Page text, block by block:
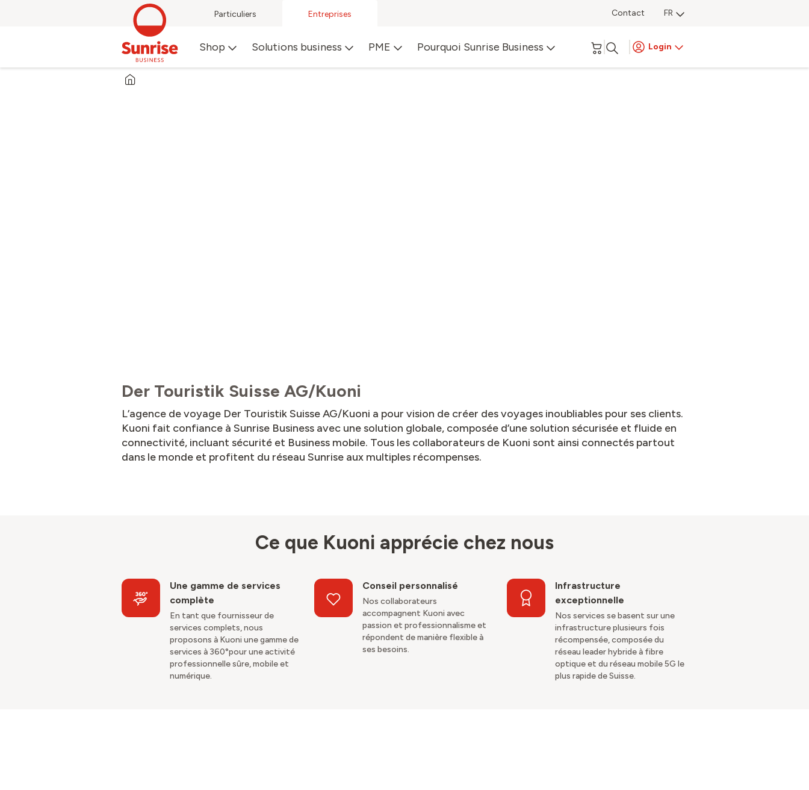
Particuliers Entreprises Contact FR
Shop Solutions business PME Pourquoi Sunrise Business Login
Der Touristik Suisse AG/Kuoni
L’agence de voyage Der Touristik Suisse AG/Kuoni a pour vision de créer des voyages inoubliables pour ses clients.
Kuoni fait confiance à Sunrise Business avec une solution globale, composée d’une solution sécurisée et fluide en
connectivité, incluant sécurité et Business mobile. Tous les collaborateurs de Kuoni sont ainsi connectés partout
dans le monde et profitent du réseau Sunrise aux multiples récompenses.
Ce que Kuoni apprécie chez nous
Une gamme de services
complète
En tant que fournisseur de
services complets, nous
proposons à Kuoni une gamme de
services à 360°pour une activité
professionnelle sûre, mobile et
numérique.
Conseil personnalisé
Nos collaborateurs
accompagnent Kuoni avec
passion et professionnalisme et
répondent de manière flexible à
ses besoins.
Infrastructure
exceptionnelle
Nos services se basent sur une
infrastructure plusieurs fois
récompensée, composée du
réseau leader hybride à fibre
optique et du réseau mobile 5G le
plus rapide de Suisse.